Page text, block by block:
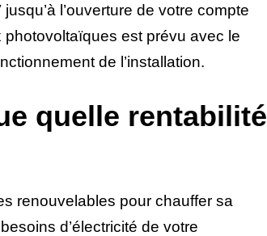
l’ouverture de votre compte
est prévu avec le
de l’installation.
quelle rentabilité
renouvelables pour chauffer sa
d’électricité de votre